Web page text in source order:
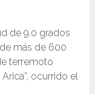
de 9.0 grados
más de 600
terremoto
ocurrido el